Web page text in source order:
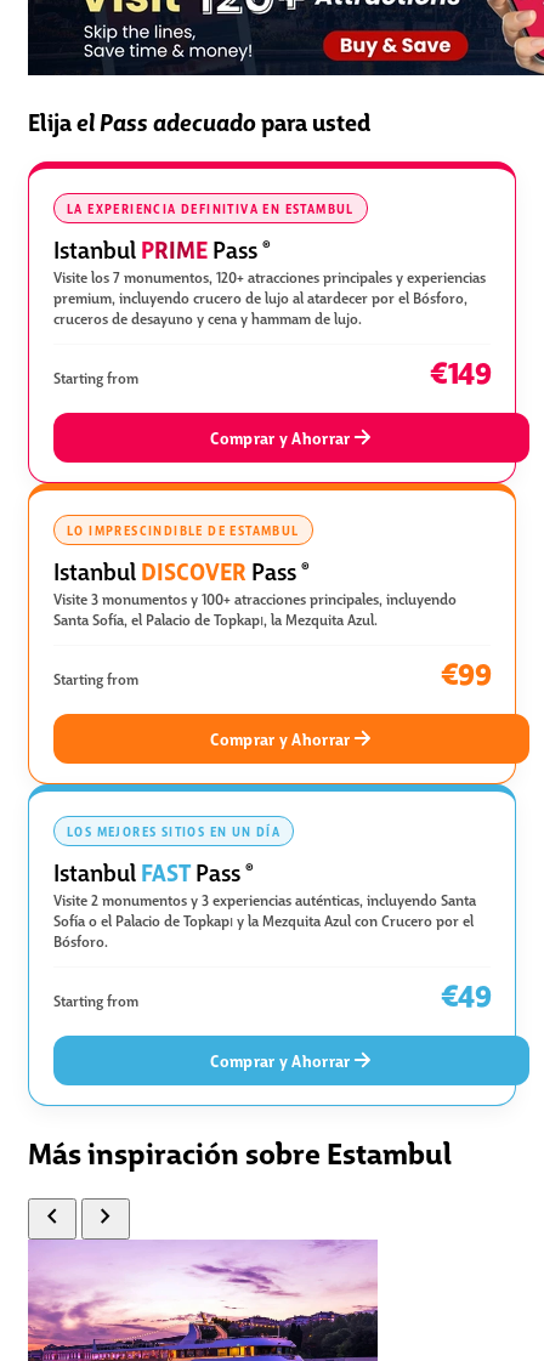
Elijael Pass adecuadopara usted
LA EXPERIENCIA DEFINITIVA EN ESTAMBUL
IstanbulPRIMEPass ®
Visite los 7 monumentos, 120+ atracciones principales y experiencias
premium, incluyendo crucero de lujo al atardecer por el Bósforo,
cruceros de desayuno y cena y hammam de lujo.
Starting from €149
Comprar y Ahorrar
LO IMPRESCINDIBLE DE ESTAMBUL
IstanbulDISCOVER Pass ®
Visite 3 monumentos y 100+ atracciones principales, incluyendo
Santa Sofía, el Palacio de Topkapı, la Mezquita Azul.
Starting from €99
Comprar y Ahorrar
LOS MEJORES SITIOS EN UN DÍA
IstanbulFASTPass ®
Visite 2 monumentos y 3 experiencias auténticas, incluyendo Santa
Sofía o el Palacio de Topkapı y la Mezquita Azul con Crucero por el
Bósforo.
Starting from €49
Comprar y Ahorrar
Más inspiración sobre Estambul
chevron_left chevron_right